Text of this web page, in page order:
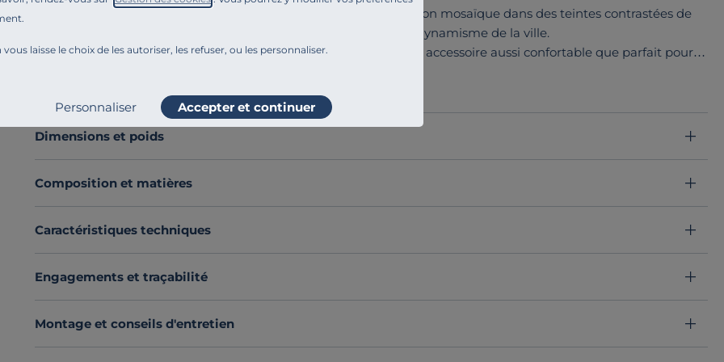
vous laisse le choix de les autoriser, les refuser, ou les personnaliser.
Personnaliser Accepter et continuer
coussin Jardin Urbainséduit par son
façon mosaïque dans des teintes contrastées de
beige et de vert, incarnant à la fois la douceur de la nature et le dynamisme de la ville.
Sahousse en 100 % coton et son garnissage recyclé
en font un accessoire aussi confortable que parfait pour
Découvrez toute notre sélection : Coussins
Dimensions et poids
Composition et matières
Caractéristiques techniques
Engagements et traçabilité
Montage et conseils d'entretien